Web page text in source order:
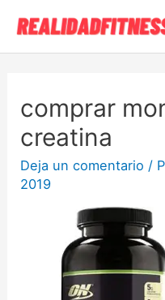
comprar
creatina
Deja un comentario /
2019